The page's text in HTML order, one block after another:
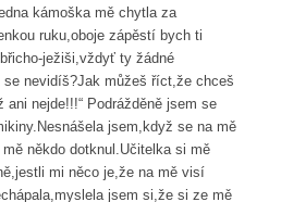
kámoška mě chytla za
ruku,oboje zápěstí bych ti
ježiši,vždyť ty žádné
nevidíš?Jak můžeš říct,že chceš
nejde!!!“ Podrážděně jsem se
jsem,když se na mě
někdo dotknul.Učitelka si mě
mi něco je,že na mě visí
jsem si,že si ze mě